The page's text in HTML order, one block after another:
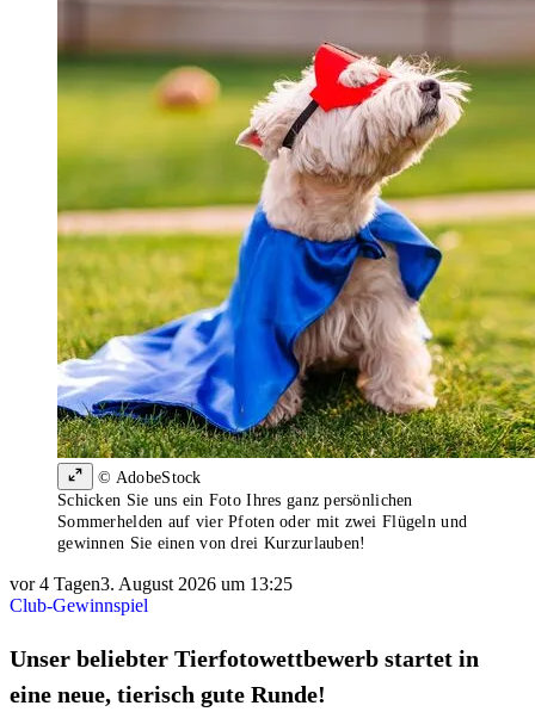
© AdobeStock
Schicken Sie uns ein Foto Ihres ganz persönlichen
Sommerhelden auf vier Pfoten oder mit zwei Flügeln und
gewinnen Sie einen von drei Kurzurlauben!
vor 4 Tagen3. August 2026 um 13:25
Club-Gewinnspiel
Unser beliebter Tierfotowettbewerb startet in
eine neue, tierisch gute Runde!